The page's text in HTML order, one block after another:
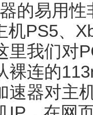
的易用
机PS5、
里我们对
裸连的
速器对主